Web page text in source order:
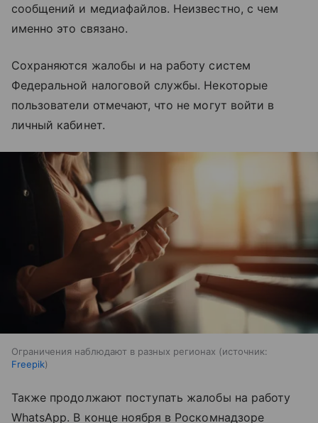
сообщений и медиафайлов. Неизвестно, с чем
именно это связано.
Сохраняются жалобы и на работу систем
Федеральной налоговой службы. Некоторые
пользователи отмечают, что не могут войти в
личный кабинет.
Ограничения наблюдают в разных регионах
источник:
Freepik
Также продолжают поступать жалобы на работу
WhatsApp. В конце ноября в Роскомнадзоре